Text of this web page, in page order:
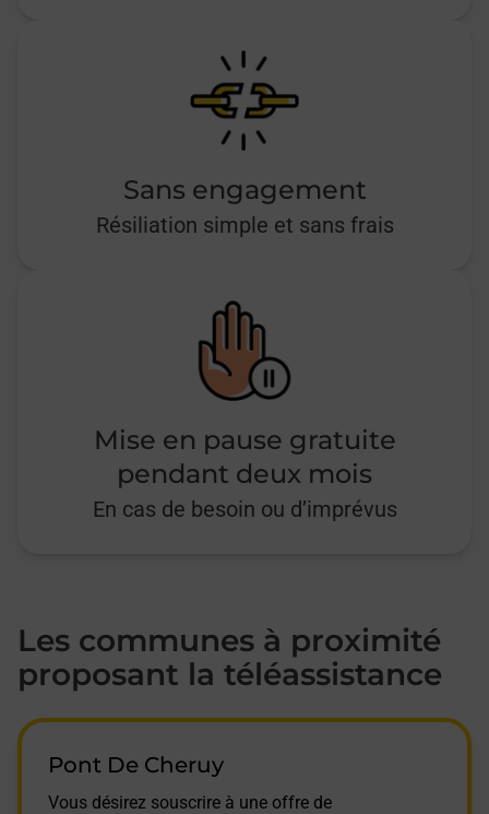
Sans engagement
Résiliation simple et sans frais
Mise en pause gratuite
pendant deux mois
En cas de besoin ou d’imprévus
Les communes à proximité
proposant la téléassistance
Pont De Cheruy
Vous désirez souscrire à une offre de